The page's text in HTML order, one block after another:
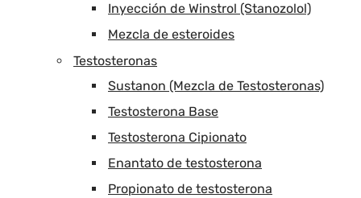
Inyección de Winstrol (Stanozolol)
Mezcla de esteroides
Testosteronas
Sustanon (Mezcla de Testosteronas)
Testosterona Base
Testosterona Cipionato
Enantato de testosterona
Propionato de testosterona